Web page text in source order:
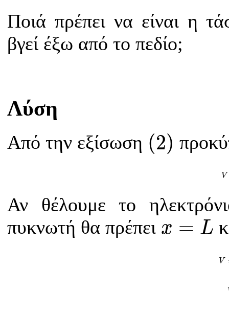
Ποιά πρέπει να είναι η
βγεί έξω από το πεδίο;
Λύση
Από την εξίσωση (2)
(2)
V
Αν θέλουμε το
πυκνωτή θα πρέπει x = L
x=
V